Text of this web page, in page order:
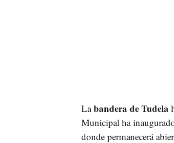
Labandera de Tudela
Municipal ha
donde permanecerá